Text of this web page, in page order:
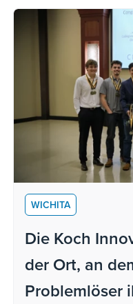
WICHITA
Die Koch
der Ort, an
Problemlöser